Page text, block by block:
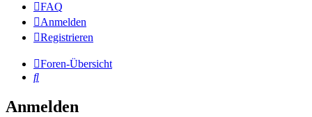
FAQ
Anmelden
Registrieren
Foren-Übersicht
Suche
Anmelden